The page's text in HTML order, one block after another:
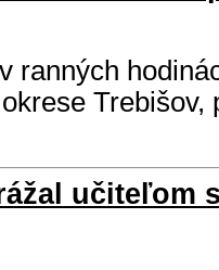
ranných
Trebišov,
učiteľom